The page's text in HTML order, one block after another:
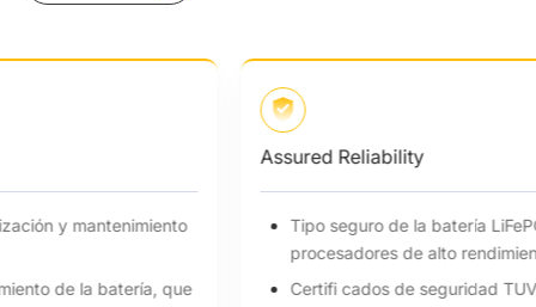
Tipo seguro de la batería LiFePO4 , uso de
procesadores de alto rendimiento
Certifi cados de seguridad TUV, CE, UN38.3, etc.